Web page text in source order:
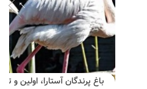
اولین و تنهاترین